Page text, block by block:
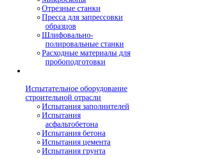
Отрезные станки
Пресса для запрессовки
образцов
Шлифовально-
полировальные станки
Расходные материалы для
пробоподготовки
Испытательное оборудование
строительной отрасли
Испытания заполнителей
Испытания
асфальтобетона
Испытания бетона
Испытания цемента
Испытания грунта